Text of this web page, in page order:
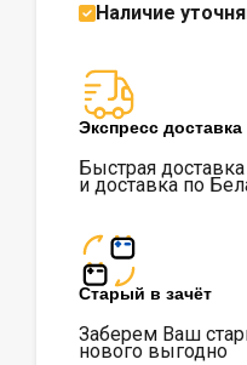
Наличие
Экспресс доставка
Быстрая
и доставка по
Старый в зачёт
Заберем Ваш
нового выгодно